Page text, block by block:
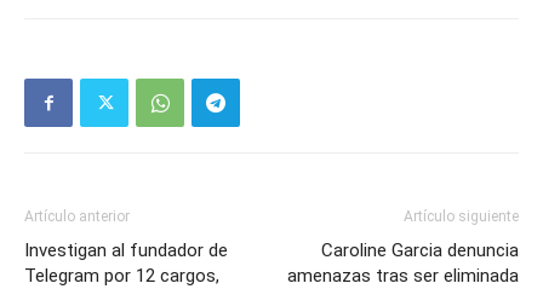
Artículo anterior
Investigan al fundador de
Telegram por 12 cargos,
Artículo siguiente
Caroline Garcia denuncia
amenazas tras ser eliminada